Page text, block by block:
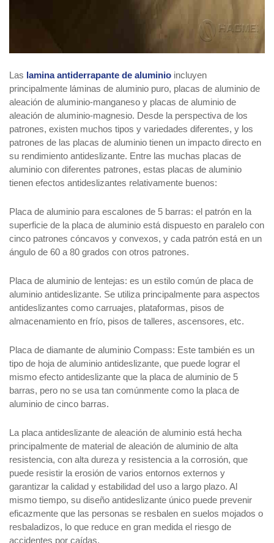
Las lamina antiderrapante de aluminio incluyen
principalmente láminas de aluminio puro, placas de aluminio de
aleación de aluminio-manganeso y placas de aluminio de
aleación de aluminio-magnesio. Desde la perspectiva de los
patrones, existen muchos tipos y variedades diferentes, y los
patrones de las placas de aluminio tienen un impacto directo en
su rendimiento antideslizante. Entre las muchas placas de
aluminio con diferentes patrones, estas placas de aluminio
tienen efectos antideslizantes relativamente buenos:
Placa de aluminio para escalones de 5 barras: el patrón en la
superficie de la placa de aluminio está dispuesto en paralelo con
cinco patrones cóncavos y convexos, y cada patrón está en un
ángulo de 60 a 80 grados con otros patrones.
Placa de aluminio de lentejas: es un estilo común de placa de
aluminio antideslizante. Se utiliza principalmente para aspectos
antideslizantes como carruajes, plataformas, pisos de
almacenamiento en frío, pisos de talleres, ascensores, etc.
Placa de diamante de aluminio Compass: Este también es un
tipo de hoja de aluminio antideslizante, que puede lograr el
mismo efecto antideslizante que la placa de aluminio de 5
barras, pero no se usa tan comúnmente como la placa de
aluminio de cinco barras.
La placa antideslizante de aleación de aluminio está hecha
principalmente de material de aleación de aluminio de alta
resistencia, con alta dureza y resistencia a la corrosión, que
puede resistir la erosión de varios entornos externos y
garantizar la calidad y estabilidad del uso a largo plazo. Al
mismo tiempo, su diseño antideslizante único puede prevenir
eficazmente que las personas se resbalen en suelos mojados o
resbaladizos, lo que reduce en gran medida el riesgo de
accidentes por caídas.